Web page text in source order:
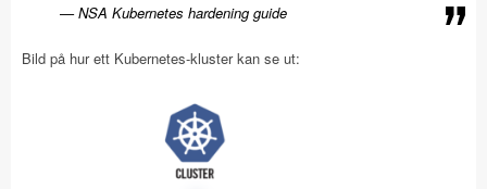
NSA Kubernetes hardening guide
Bild på hur ett Kubernetes-kluster kan se ut: